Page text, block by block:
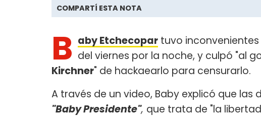
COMPARTÍ ESTA NOTA
B aby Etchecopar tuvo
del viernes por la noche, y culpó "al
Kirchner" de hackaearlo para censurarlo.
A través de un video, Baby explicó que
"Baby Presidente", que trata de "la